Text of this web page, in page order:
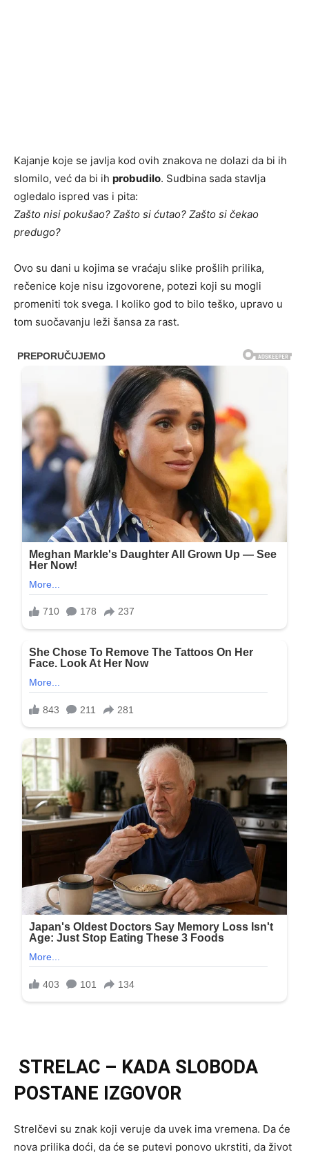
Kajanje koje se javlja kod ovih znakova ne dolazi da bi ih
slomilo, već da bi ih probudilo. Sudbina sada stavlja
ogledalo ispred vas i pita:
Zašto nisi pokušao? Zašto si ćutao? Zašto si čekao
predugo?
Ovo su dani u kojima se vraćaju slike prošlih prilika,
rečenice koje nisu izgovorene, potezi koji su mogli
promeniti tok svega. I koliko god to bilo teško, upravo u
tom suočavanju leži šansa za rast.
STRELAC – KADA SLOBODA
POSTANE IZGOVOR
Strelčevi su znak koji veruje da uvek ima vremena. Da će
nova prilika doći, da će se putevi ponovo ukrstiti, da život